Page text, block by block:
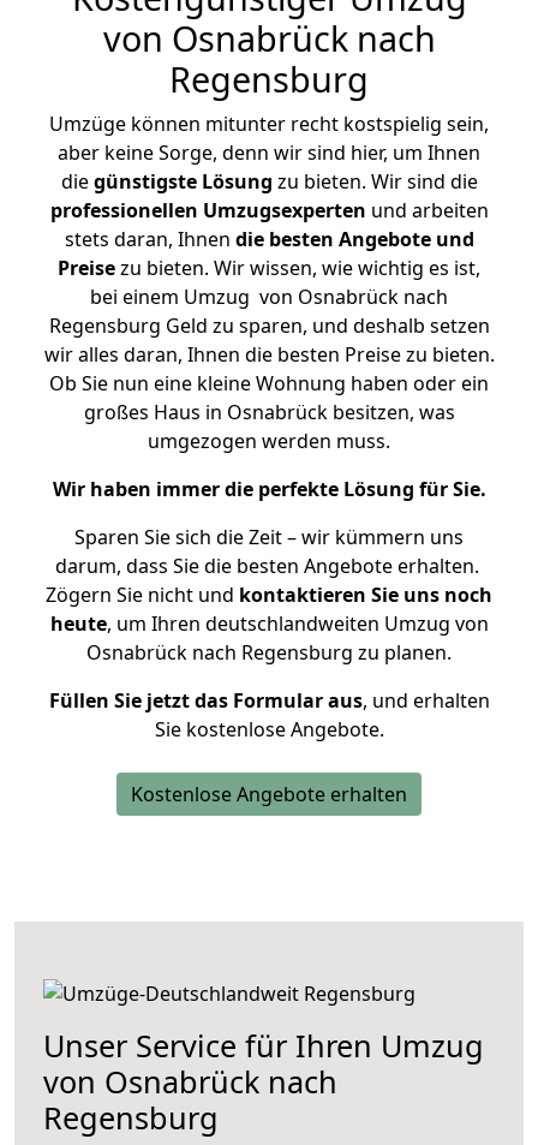
von Osnabrück nach
Regensburg
Umzüge können mitunter recht kostspielig sein,
aber keine Sorge, denn wir sind hier, um Ihnen
diegünstigste Lösung zu bieten. Wir sind die
professionellen Umzugsexperten und arbeiten
stets daran, Ihnen die besten Angebote und
Preisezu bieten. Wir wissen, wie wichtig es ist,
bei einem Umzug von Osnabrück nach
Regensburg Geld zu sparen, und deshalb setzen
wir alles daran, Ihnen die besten Preise zu bieten.
Ob Sie nun eine kleine Wohnung haben oder ein
großes Haus in Osnabrück besitzen, was
umgezogen werden muss.
Wir haben immer die perfekte Lösung für Sie.
Sparen Sie sich die Zeit – wir kümmern uns
darum, dass Sie die besten Angebote erhalten.
Zögern Sie nicht und kontaktieren Sie uns noch
heute, um Ihren deutschlandweiten Umzug von
Osnabrück nach Regensburg zu planen.
Füllen Sie jetzt das Formular aus, und erhalten
Sie kostenlose Angebote.
Kostenlose Angebote erhalten
Unser Service für Ihren Umzug
von Osnabrück nach
Regensburg